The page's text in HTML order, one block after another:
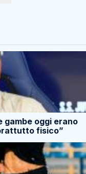
gambe oggi erano
fisico”